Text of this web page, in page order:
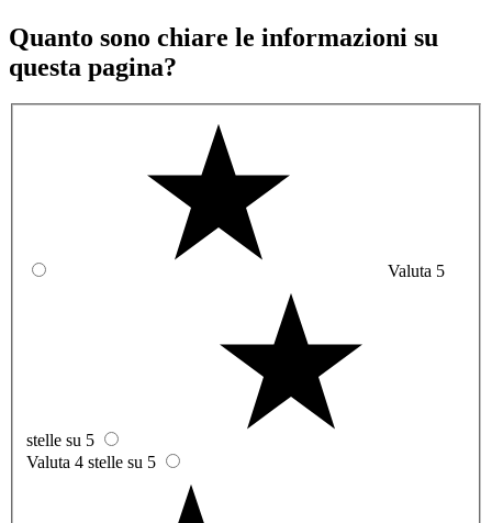
Quanto sono chiare le informazioni su
questa pagina?
Valuta 5
stelle su 5
Valuta 4 stelle su 5